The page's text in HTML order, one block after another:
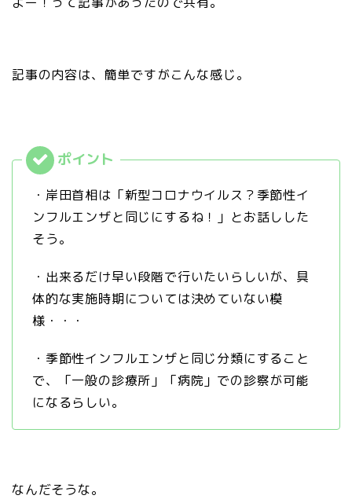
記事の内容は、簡単ですがこんな感じ。
・岸田首相は「新型コロナウイルス？季節性イ
ンフルエンザと同じにするね！」とお話しした
そう。
・出来るだけ早い段階で行いたいらしいが、具
体的な実施時期については決めていない模
様・・・
・季節性インフルエンザと同じ分類にすること
で、「一般の診療所」「病院」での診察が可能
になるらしい。
なんだそうな。